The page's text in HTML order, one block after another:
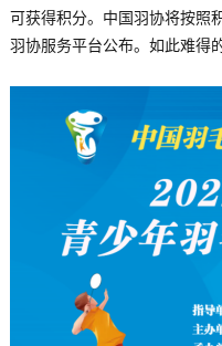
可获得积分。 中国羽协将按照
羽协服务平台公布。 如此难得